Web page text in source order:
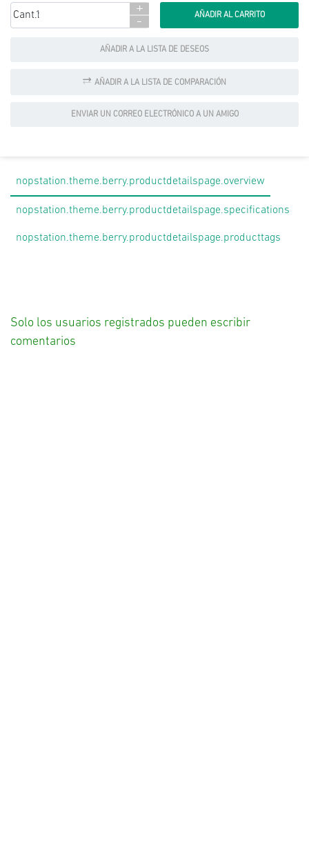
Cant.:
+
-
AÑADIR A LA LISTA DE DESEOS
AÑADIR A LA LISTA DE COMPARACIÓN
ENVIAR UN CORREO ELECTRÓNICO A UN AMIGO
nopstation.theme.berry.productdetailspage.overview
nopstation.theme.berry.productdetailspage.specifications
nopstation.theme.berry.productdetailspage.producttags
Solo los usuarios registrados pueden escribir
comentarios